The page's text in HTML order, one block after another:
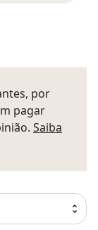
por
pagar
Saiba